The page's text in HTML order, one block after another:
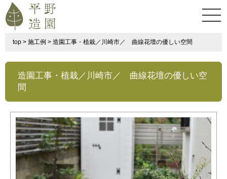
top > 施工例 > 造園工事・植栽／川崎市／ 曲線花壇の優しい空間
造園工事・植栽／川崎市／ 曲線花壇の優しい空
間